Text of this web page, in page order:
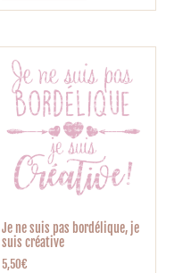
Je ne suis pas bordélique, je
suis créative
5,50€